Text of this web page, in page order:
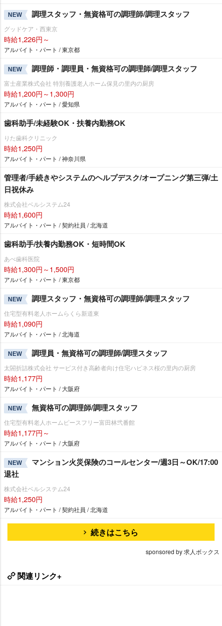
NEW 調理スタッフ・無資格可の調理師/調理スタッフ
グッドケア・西東京
時給1,226円～
アルバイト・パート / 東京都
NEW 調理師・調理員・無資格可の調理師/調理スタッフ
富士産業株式会社 特別養護老人ホーム保見の里内の厨房
時給1,200円～1,300円
アルバイト・パート / 愛知県
歯科助手/未経験OK・扶養内勤務OK
りた歯科クリニック
時給1,250円
アルバイト・パート / 神奈川県
管理者/手続きやシステムのヘルプデスク/オープニング第三弾/土
日祝休み
株式会社ベルシステム24
時給1,600円
アルバイト・パート / 契約社員 / 北海道
歯科助手/扶養内勤務OK・短時間OK
あべ歯科医院
時給1,300円～1,500円
アルバイト・パート / 東京都
NEW 調理スタッフ・無資格可の調理師/調理スタッフ
住宅型有料老人ホームらくら新道東
時給1,090円
アルバイト・パート / 北海道
NEW 調理員・無資格可の調理師/調理スタッフ
太閤折詰株式会社 サービス付き高齢者向け住宅ハピネス桜の里内の厨房
時給1,177円
アルバイト・パート / 大阪府
NEW 無資格可の調理師/調理スタッフ
住宅型有料老人ホームピースフリー富田林弐番館
時給1,177円～
アルバイト・パート / 大阪府
NEW
マンション火災保険のコールセンター/週3日～OK/17:00
退社
株式会社ベルシステム24
時給1,250円
アルバイト・パート / 契約社員 / 北海道
続きはこちら
sponsored by 求人ボックス
関連リンク+